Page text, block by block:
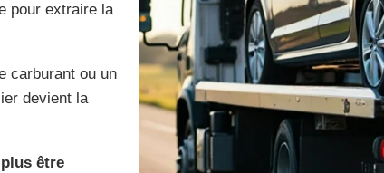
pour extraire la
carburant ou un
devient la
être